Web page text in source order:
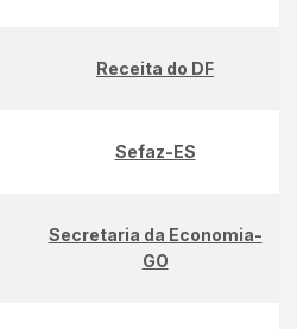
Receita do DF
Sefaz-ES
Secretaria da Economia-
GO